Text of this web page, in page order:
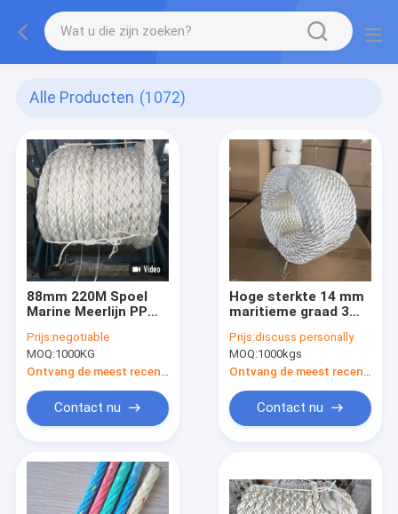
Alle Producten (1072)
88mm 220M Spoel
Marine Meerlijn PP
Polypropyleen
Drijvend Touw
Prijs:negotiable
MOQ:1000KG
Contact nu
Hoge sterkte 14 mm
maritieme graad 3
voor boot en dok
lijnen
Prijs:discuss personally
MOQ:1000kgs
Contact nu